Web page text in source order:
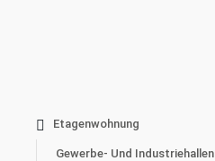
Etagenwohnung
Gewerbe- Und Industriehallen